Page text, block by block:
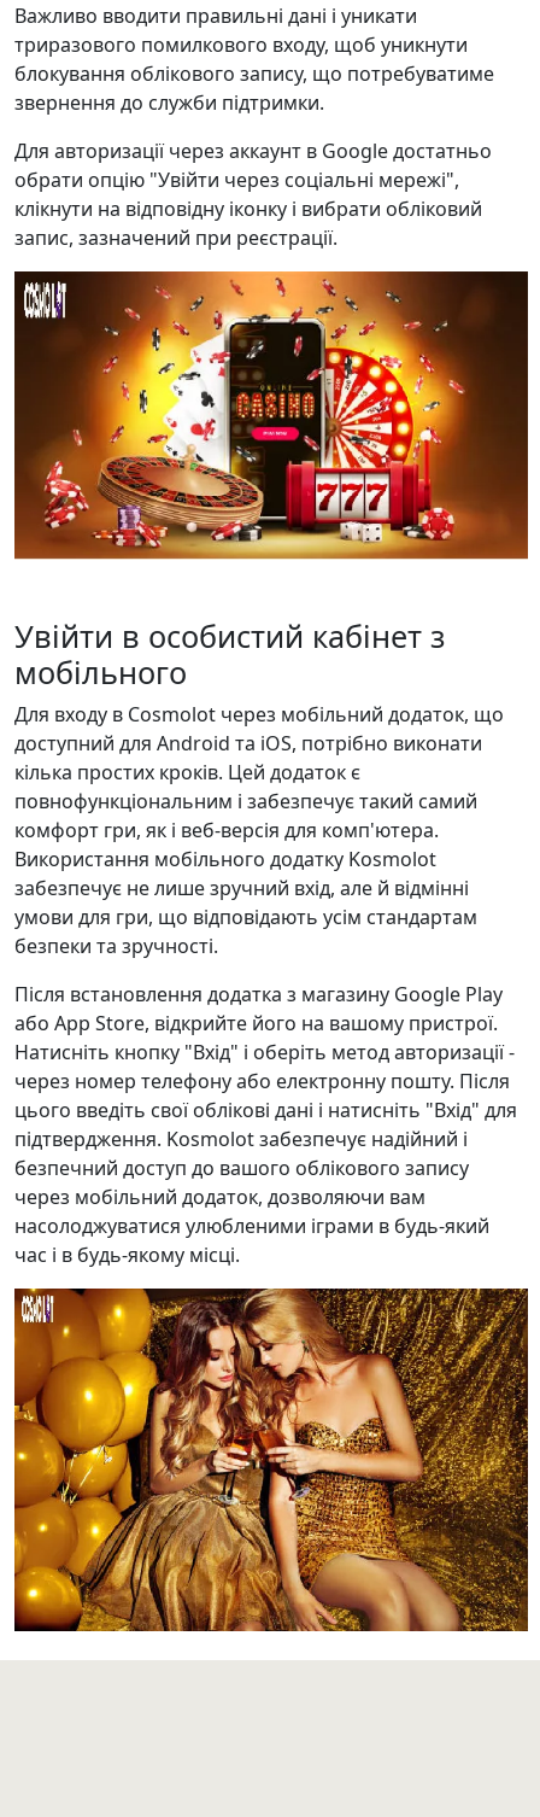
Важливо вводити правильні дані і уникати
триразового помилкового входу, щоб уникнути
блокування облікового запису, що потребуватиме
звернення до служби підтримки.
Для авторизації через аккаунт в Google достатньо
обрати опцію "Увійти через соціальні мережі",
клікнути на відповідну іконку і вибрати обліковий
запис, зазначений при реєстрації.
Увійти в особистий кабінет з
мобільного
Для входу в Cosmolot через мобільний додаток, що
доступний для Android та iOS, потрібно виконати
кілька простих кроків. Цей додаток є
повнофункціональним і забезпечує такий самий
комфорт гри, як і веб-версія для комп'ютера.
Використання мобільного додатку Kosmolot
забезпечує не лише зручний вхід, але й відмінні
умови для гри, що відповідають усім стандартам
безпеки та зручності.
Після встановлення додатка з магазину Google Play
або App Store, відкрийте його на вашому пристрої.
Натисніть кнопку "Вхід" і оберіть метод авторизації -
через номер телефону або електронну пошту. Після
цього введіть свої облікові дані і натисніть "Вхід" для
підтвердження. Kosmolot забезпечує надійний і
безпечний доступ до вашого облікового запису
через мобільний додаток, дозволяючи вам
насолоджуватися улюбленими іграми в будь-який
час і в будь-якому місці.